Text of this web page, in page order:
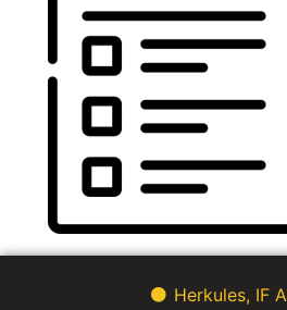
Herkules, IF